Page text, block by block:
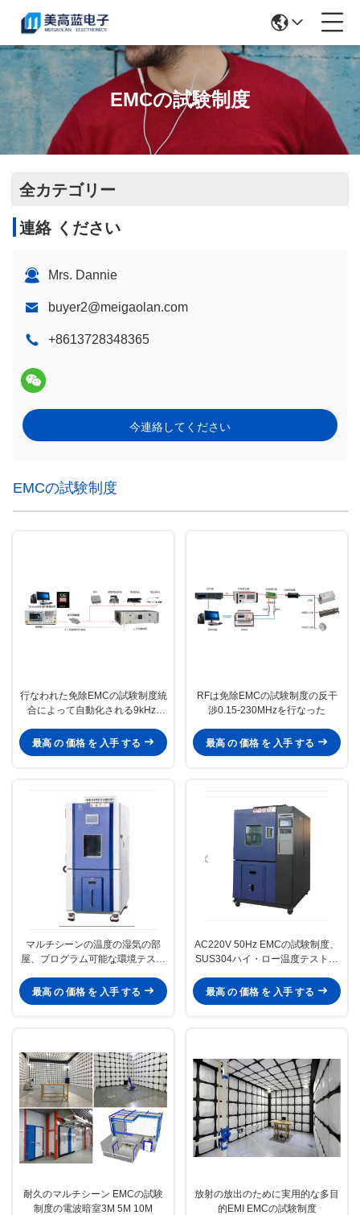
EMCの試験制度
全カテゴリー
連絡 ください
Mrs. Dannie
buyer2@meigaolan.com
+8613728348365
今連絡してください
EMCの試験制度
行なわれた免除EMCの試験制度統
合によって自動化される9kHz-
最高 の 価格 を 入手 する
RFは免除EMCの試験制度の反干
渉0.15-230MHzを行なった
最高 の 価格 を 入手 する
マルチシーンの温度の湿気の部
屋、プログラム可能な環境テスト
最高 の 価格 を 入手 する
AC220V 50Hz EMCの試験制度、
SUS304ハイ・ロー温度テスト部
最高 の 価格 を 入手 する
耐久のマルチシーン EMCの試験
制度の電波暗室3M 5M 10M
放射の放出のために実用的な多目
的EMI EMCの試験制度